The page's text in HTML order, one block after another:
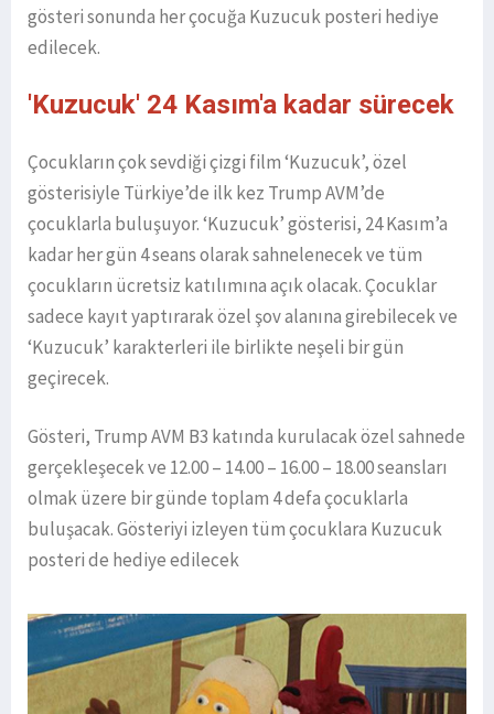
gösteri sonunda her çocuğa Kuzucuk posteri hediye
edilecek.
'Kuzucuk' 24 Kasım'a kadar sürecek
Çocukların çok sevdiği çizgi film ‘Kuzucuk’, özel
gösterisiyle Türkiye’de ilk kez Trump AVM’de
çocuklarla buluşuyor. ‘Kuzucuk’ gösterisi, 24 Kasım’a
kadar her gün 4 seans olarak sahnelenecek ve tüm
çocukların ücretsiz katılımına açık olacak. Çocuklar
sadece kayıt yaptırarak özel şov alanına girebilecek ve
‘Kuzucuk’ karakterleri ile birlikte neşeli bir gün
geçirecek.
Gösteri, Trump AVM B3 katında kurulacak özel sahnede
gerçekleşecek ve 12.00 – 14.00 – 16.00 – 18.00 seansları
olmak üzere bir günde toplam 4 defa çocuklarla
buluşacak. Gösteriyi izleyen tüm çocuklara Kuzucuk
posteri de hediye edilecek